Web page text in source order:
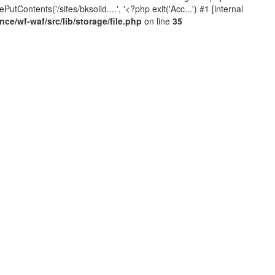
sites/bksolid....', '<?php exit('Acc...') #1 [internal
wf-waf/src/lib/storage/file.php on line 35